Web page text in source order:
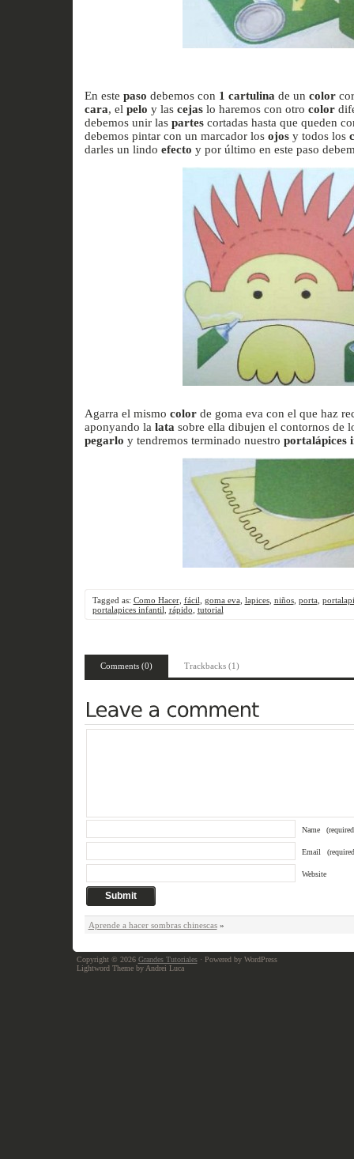
En este paso debemos con 1 cartulina de un color
cara, el pelo y las cejaslo haremos con otro color
debemos unir las partescortadas hasta que queden
debemos pintar con un marcador los ojosy todos los
darles un lindo efecto y por último en este paso
Agarra el mismo color de goma eva con el que haz
aponyando la lata sobre ella dibujen el contornos de
pegarlo y tendremos terminado nuestro portalápices
Tagged as: Como Hacer, fácil goma eva, lapices, niños, porta,
portalapices infantil rápido tutorial
Comments (0) Trackbacks (1)
Name
Email
Website
Aprende a hacer sombras chinescas»
Copyright © 2026 Grandes Tutoriales· Powered by WordPress
Lightword Theme by Andrei Luca